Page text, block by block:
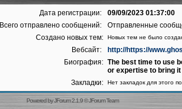
Дата регистрации:
09/09/2023 01:37:00
Всего отправлено сообщений:
Отправленные
Создано новых тем:
Новых тем не было
Вебсайт:
http://https://
Биография: The best time to use
or expertise to bring it
Закладки:
Нет закладок для этого
Powered byJForum 2.1.9©JForum Team